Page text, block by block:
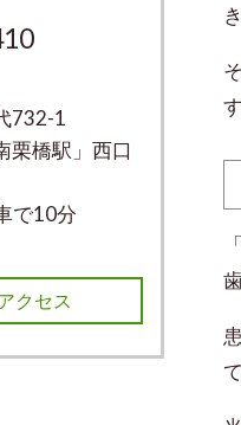
732-1
栗橋駅」西口
で10分
クセス